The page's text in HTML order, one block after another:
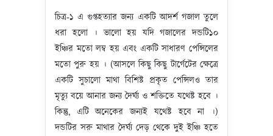
চিত্র-১ এ গুপ্তহত্যার জন্য একটি আদর্শ গজাল তুলে
ধরা হলো । ভালো হয় যদি গজালের দন্ডটি১০
ইঞ্চির মতো লম্ব হয় এবং একটি সাধারণ পেন্সিলের
মতো পুরু হয় । (আসলে কিছু কিছু টার্গেটের ক্ষেত্রে
একটি সুচালো মাথা বিশিষ্ট প্রকৃত পেন্সিলও তার
মৃত্যু বয়ে আনার জন্য দৈর্ঘ্য ও শক্তিতে যথেষ্ট হবে ।
কিন্তু, এটি অনেকের জন্যই যথেষ্ট হবে না ।)
দন্ডটির সরু মাথার দৈর্ঘ্য দেড় থেকে দুই ইঞ্চি হতে